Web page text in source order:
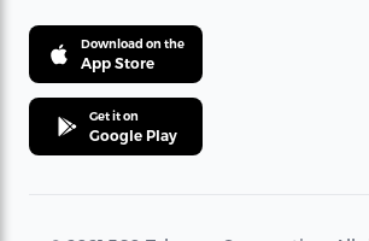
Download on the
App Store
Get it on
Google Play